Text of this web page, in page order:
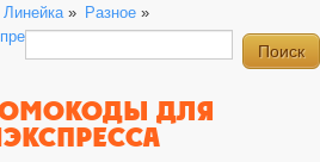
Линейка » Разное»
ДЛЯ